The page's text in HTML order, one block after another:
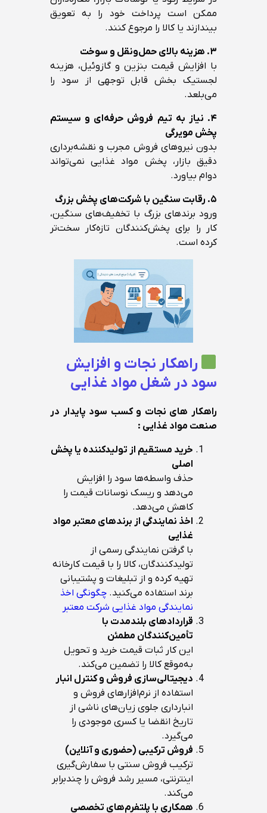
ممکن است پرداخت خود را به تعویق
بیندازند یا کالا را مرجوع کنند.
۳. هزینه بالای حمل‌ونقل و سوخت
با افزایش قیمت بنزین و گازوئیل، هزینه
لجستیک بخش قابل توجهی از سود را
می‌بلعد.
۴. نیاز به تیم فروش حرفه‌ای و سیستم
پخش مویرگی
بدون نیروهای فروش مجرب و نقشه‌برداری
دقیق بازار، پخش مواد غذایی نمی‌تواند
دوام بیاورد.
۵. رقابت سنگین با شرکت‌های پخش بزرگ
ورود برندهای بزرگ با تخفیف‌های سنگین،
کار را برای پخش‌کنندگان تازه‌کار سخت‌تر
کرده است.
راهکار نجات و افزایش
سود در شغل مواد غذایی
راهکار های نجات و کسب سود پایدار در
صنعت مواد غذایی :
خرید مستقیم از تولیدکننده یا پخش
اصلی
حذف واسطه‌ها سود را افزایش
می‌دهد و ریسک نوسانات قیمت را
کاهش می‌دهد.
اخذ نمایندگی از برندهای معتبر مواد
غذایی
با گرفتن نمایندگی رسمی از
تولیدکنندگان، کالا را با قیمت کارخانه
تهیه کرده و از تبلیغات و پشتیبانی
برند استفاده می‌کنید.چگونگی اخذ
نمایندگی مواد غذایی شرکت معتبر
قراردادهای بلندمدت با
تأمین‌کنندگان مطمئن
این کار ثبات قیمت خرید و تحویل
به‌موقع کالا را تضمین می‌کند.
دیجیتالی‌سازی فروش و کنترل انبار
استفاده از نرم‌افزارهای فروش و
انبارداری جلوی زیان‌های ناشی از
تاریخ انقضا یا کسری موجودی را
می‌گیرد.
فروش ترکیبی (حضوری و آنلاین)
ترکیب فروش سنتی با سفارش‌گیری
اینترنتی، مسیر رشد فروش را چندبرابر
می‌کند.
همکاری با پلتفرم‌های تخصصی